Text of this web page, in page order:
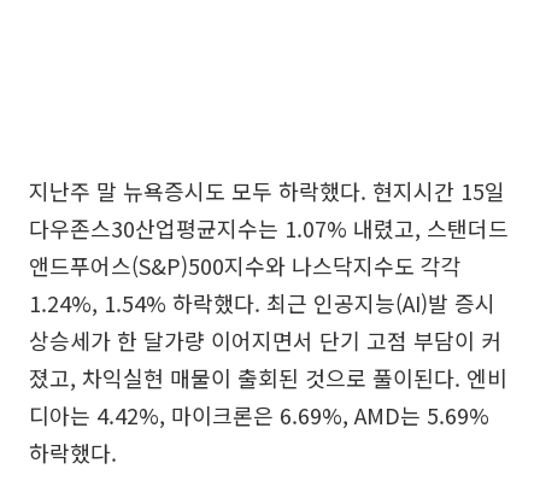
지난주 말 뉴욕증시도 모두 하락했다. 현지시간 15일
다우존스30산업평균지수는 1.07% 내렸고, 스탠더드
앤드푸어스(S&P)500지수와 나스닥지수도 각각
1.24%, 1.54% 하락했다. 최근 인공지능(AI)발 증시
상승세가 한 달가량 이어지면서 단기 고점 부담이 커
졌고, 차익실현 매물이 출회된 것으로 풀이된다. 엔비
디아는 4.42%, 마이크론은 6.69%, AMD는 5.69%
하락했다.